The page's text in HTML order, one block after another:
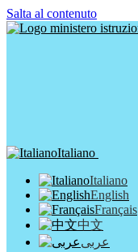
Salta al contenuto
Italiano
Italiano
English
Français
中文
عربى